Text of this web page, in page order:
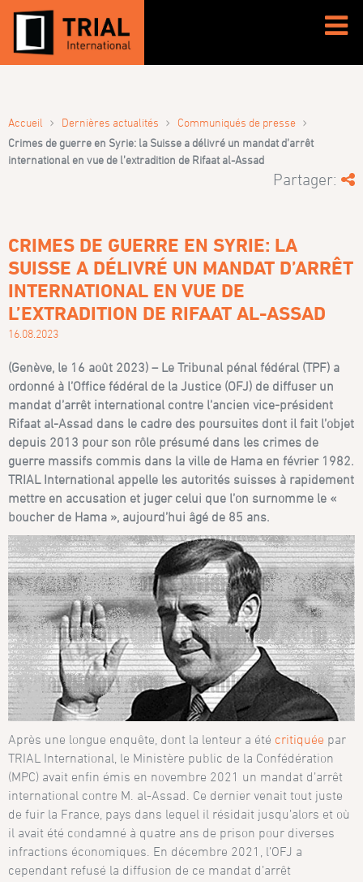
Accueil › Dernières actualités › Communiqués de presse ›
Crimes de guerre en Syrie: la Suisse a délivré un mandat d’arrêt
international en vue de l’extradition de Rifaat al-Assad
Partager:
CRIMES DE GUERRE EN SYRIE: LA
SUISSE A DÉLIVRÉ UN MANDAT D’ARRÊT
INTERNATIONAL EN VUE DE
L’EXTRADITION DE RIFAAT AL-ASSAD
16.08.2023
(Genève, le 16 août 2023) – Le Tribunal pénal fédéral (TPF) a
ordonné à l’Office fédéral de la Justice (OFJ) de diffuser un
mandat d’arrêt international contre l’ancien vice-président
Rifaat al-Assad dans le cadre des poursuites dont il fait l’objet
depuis 2013 pour son rôle présumé dans les crimes de
guerre massifs commis dans la ville de Hama en février 1982.
TRIAL International appelle les autorités suisses à rapidement
mettre en accusation et juger celui que l’on surnomme le «
boucher de Hama », aujourd’hui âgé de 85 ans.
Après une longue enquête, dont la lenteur a été critiquée par
TRIAL International, le Ministère public de la Confédération
(MPC) avait enfin émis en novembre 2021 un mandat d’arrêt
international contre M. al-Assad. Ce dernier venait tout juste
de fuir la France, pays dans lequel il résidait jusqu’alors et où
il avait été condamné à quatre ans de prison pour diverses
infractions économiques. En décembre 2021, l’OFJ a
cependant refusé la diffusion de ce mandat d’arrêt